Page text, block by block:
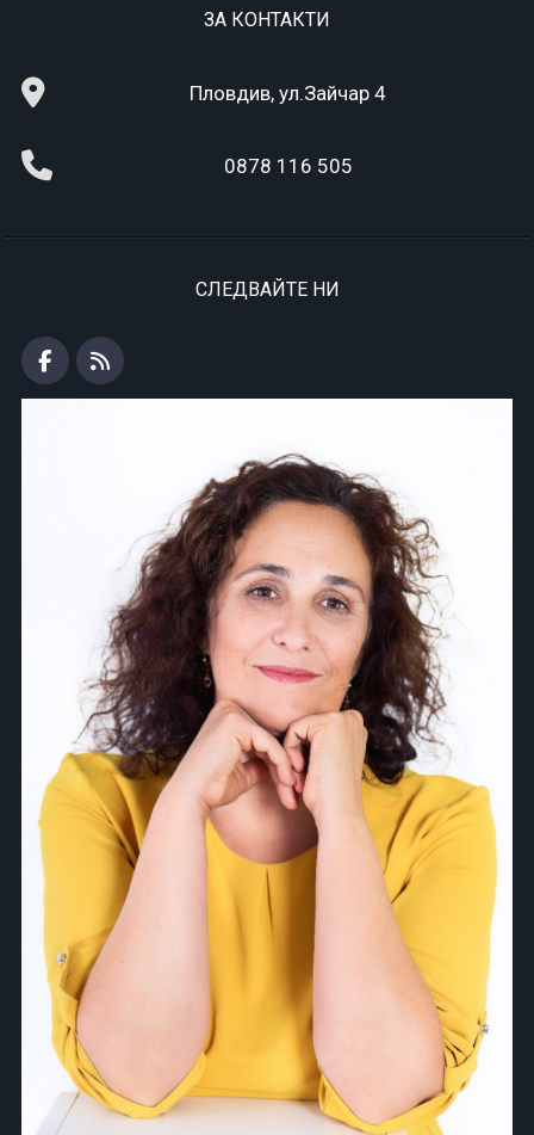
ЗА КОНТАКТИ
Пловдив, ул.Зайчар 4
0878 116 505
СЛЕДВАЙТЕ НИ